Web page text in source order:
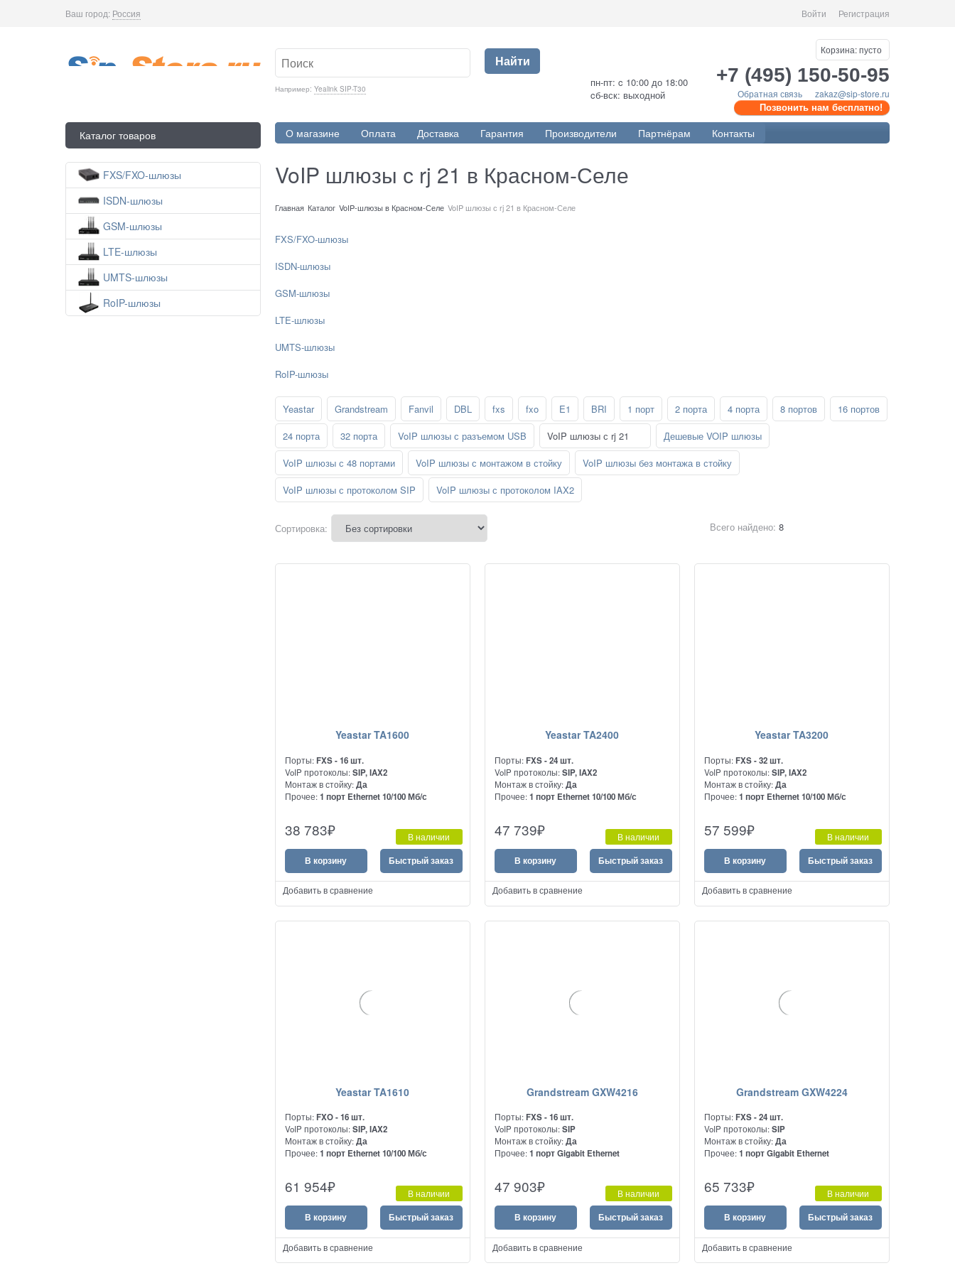
Ваш город: Россия Войти Регистрация
Например: Yealink SIP-T30
Найти
пн-пт: c 10:00 до 18:00
cб-вск: выходной
Корзина:пусто
+7 (495) 150-50-95
Обратная связь zakaz@sip-store.ru
Позвонить нам бесплатно!
Каталог товаров О магазине Оплата Доставка Гарантия Производители Партнёрам Контакты
FXS/FXO-шлюзы
ISDN-шлюзы
GSM-шлюзы
LTE-шлюзы
UMTS-шлюзы
RoIP-шлюзы
VoIP шлюзы с rj 21 в Красном-Селе
Главная Каталог VoIP-шлюзы в Красном-Селе VoIP шлюзы с rj 21 в Красном-Селе
FXS/FXO-шлюзы
ISDN-шлюзы
GSM-шлюзы
LTE-шлюзы
UMTS-шлюзы
RoIP-шлюзы
Yeastar Grandstream Fanvil DBL fxs fxo E1 BRI 1 порт 2 порта 4 порта 8 портов
16 портов
24 порта
32 порта VoIP шлюзы с разъемом USB VoIP шлюзы с rj 21
Дешевые VOIP шлюзы
VoIP шлюзы с 48 портами
VoIP шлюзы с монтажом в стойку
VoIP шлюзы без монтажа в стойку
VoIP шлюзы с протоколом SIP
VoIP шлюзы с протоколом IAX2
Сортировка: Всего найдено: 8
Yeastar TA1600
Порты:FXS - 16 шт.
VoIP протоколы:SIP, IAX2
Монтаж в стойку:Да
Прочее:1 порт Ethernet 10/100 Мб/с
Предназначен для подключения
аналоговых АТС и телефонов к сетям VoIP
38 783₽ В наличии
В корзину Быстрый заказ
Добавить в сравнение
Yeastar TA2400
Порты:FXS - 24 шт.
VoIP протоколы:SIP, IAX2
Монтаж в стойку:Да
Прочее:1 порт Ethernet 10/100 Мб/с
аналоговых АТС и телефонов к сетям VoIP
47 739₽ В наличии
В корзину Быстрый заказ
Добавить в сравнение
Yeastar TA3200
Порты:FXS - 32 шт.
VoIP протоколы:SIP, IAX2
Монтаж в стойку:Да
Прочее:1 порт Ethernet 10/100 Мб/с
аналоговых АТС и телефонов к сетям VoIP
57 599₽ В наличии
В корзину Быстрый заказ
Добавить в сравнение
Yeastar TA1610
Порты:FXO - 16 шт.
VoIP протоколы:SIP, IAX2
Монтаж в стойку:Да
Прочее:1 порт Ethernet 10/100 Мб/с
подключения 16 аналоговых телефонов к
61 954₽ В наличии
В корзину Быстрый заказ
Добавить в сравнение
Grandstream GXW4216
Порты:FXS - 16 шт.
VoIP протоколы:SIP
Монтаж в стойку:Да
Прочее:1 порт Gigabit Ethernet
VoIP шлюз на 16 портов FXS
47 903₽ В наличии
В корзину Быстрый заказ
Добавить в сравнение
Grandstream GXW4224
Порты:FXS - 24 шт.
VoIP протоколы:SIP
Монтаж в стойку:Да
Прочее:1 порт Gigabit Ethernet
VoIP шлюз на 24 порта FXS
65 733₽ В наличии
В корзину Быстрый заказ
Добавить в сравнение